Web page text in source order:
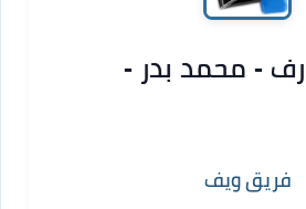
- محمد بدر -
فريق ويف